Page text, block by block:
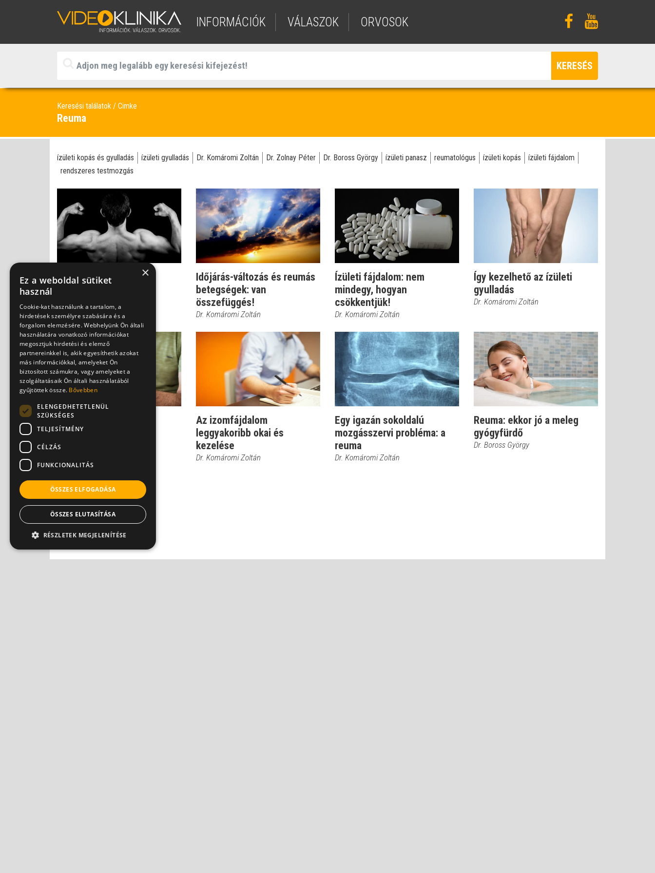
INFORMÁCIÓK VÁLASZOK ORVOSOK
KERESÉS
Keresési találatok Cimke
Reuma
ízületi kopás és gyulladás ízületi gyulladás Dr. Komáromi Zoltán Dr. Zolnay Péter Dr. Boross György ízületi panasz reumatológus ízületi kopás
ízületi fájdalom
rendszeres testmozgás
Reuma: fiatalon, akár
előfordulhat!
Időjárás-változás és reumás
betegségek: van
összefüggés!
Dr. Komáromi Zoltán
Ízületi fájdalom: nem
mindegy, hogyan
csökkentjük!
Dr. Komáromi Zoltán
Így kezelhető az ízületi
gyulladás
Dr. Komáromi Zoltán
Jó tudni: ez az ízületi
problémák két nagy
csoportja
Az izomfájdalom
leggyakoribb okai és
kezelése
Dr. Komáromi Zoltán
Egy igazán sokoldalú
mozgásszervi probléma: a
reuma
Dr. Komáromi Zoltán
Reuma: ekkor jó a meleg
gyógyfürdő
Dr. Boross György
×
Ez a weboldal sütiket
használ
Cookie-kat használunk a tartalom, a
hirdetések személyre szabására és a
forgalom elemzésére. Webhelyünk Ön általi
használatára vonatkozó információkat
megosztjuk hirdetési és elemző
partnereinkkel is, akik egyesíthetik azokat
más információkkal, amelyeket Ön
biztosított számukra, vagy amelyeket a
szolgáltatásaik Ön általi használatából
gyűjtöttek össze. Bővebben
ELENGEDHETETLENÜL
SZÜKSÉGES
TELJESÍTMÉNY
CÉLZÁS
FUNKCIONALITÁS
ÖSSZES ELFOGADÁSA
ÖSSZES ELUTASÍTÁSA
RÉSZLETEK MEGJELENÍTÉSE